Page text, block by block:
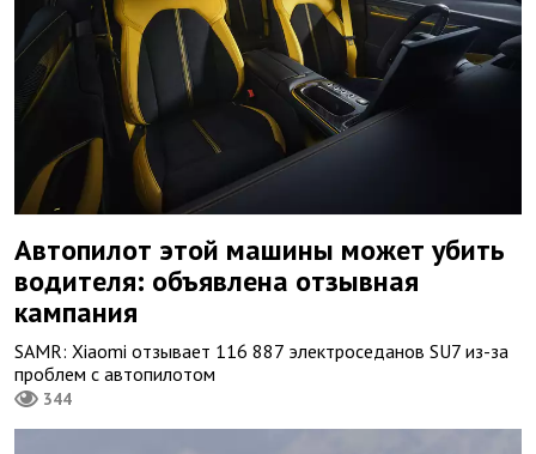
Автопилот этой машины может убить
водителя: объявлена отзывная
кампания
SAMR: Xiaomi отзывает 116 887 электроседанов SU7 из-за
проблем с автопилотом
344